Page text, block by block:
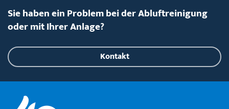
Sie haben ein Problem bei der Abluftreinigung
oder mit Ihrer Anlage?
Kontakt